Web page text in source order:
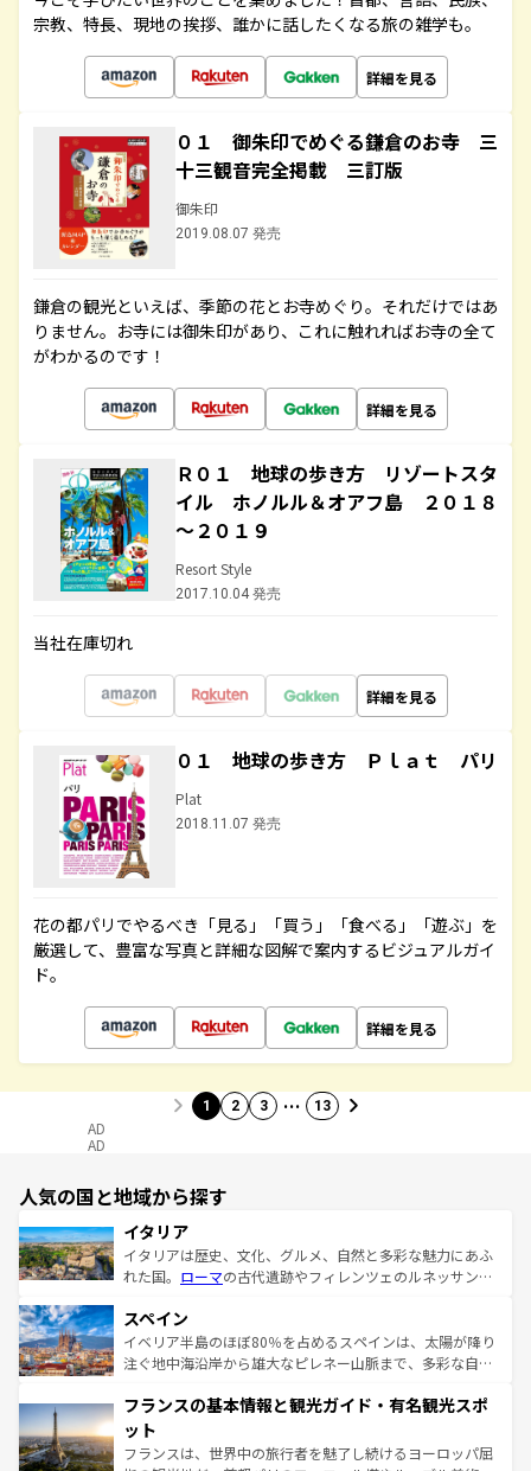
宗教、特長、現地の挨拶、誰かに話したくなる旅の雑学も。
詳細を見る
０１ 御朱印でめぐる鎌倉のお寺 三
十三観音完全掲載 三訂版
御朱印
2019.08.07 発売
鎌倉の観光といえば、季節の花とお寺めぐり。それだけではあ
りません。お寺には御朱印があり、これに触れればお寺の全て
がわかるのです！
詳細を見る
Ｒ０１ 地球の歩き方 リゾートスタ
イル ホノルル＆オアフ島 ２０１８
～２０１９
Resort Style
2017.10.04 発売
当社在庫切れ
詳細を見る
０１ 地球の歩き方 Ｐｌａｔ パリ
Plat
2018.11.07 発売
花の都パリでやるべき「見る」「買う」「食べる」「遊ぶ」を
厳選して、豊富な写真と詳細な図解で案内するビジュアルガイ
ド。
詳細を見る
1 2 3 … 13
AD
AD
人気の国と地域から探す
イタリア
イタリアは歴史、文化、グルメ、自然と多彩な魅力にあふ
れた国。 ローマの古代遺跡やフィレンツェのルネッサンス
ろん、トスカーナの美しい田園風景やアマルフィ海岸の絶
景など、自然景観も見逃せない。観光の合間には、本場の
ピザやパスタなど、絶品のイタリア料理を堪能することも
ませてくれるイタリアで、忘れられない旅をしてみよう！
なお、新着のイタリア情報は
しい。
スペイン
イベリア半島のほぼ80％を占めるスペインは、太陽が降り
注ぐ地中海沿岸から雄大なピレネー山脈まで、多彩な自然
文化が根付くこの国では、情熱的なフラメンコ、熱気あふ
れる闘牛、そして美味しいタパスが生活の一部となってい
る。首都マドリードの洗練された雰囲気や、バルセロナの
フランスの基本情報と観光ガイド・有名観光スポ
ット
フランスは、世界中の旅行者を魅了し続けるヨーロッパ屈